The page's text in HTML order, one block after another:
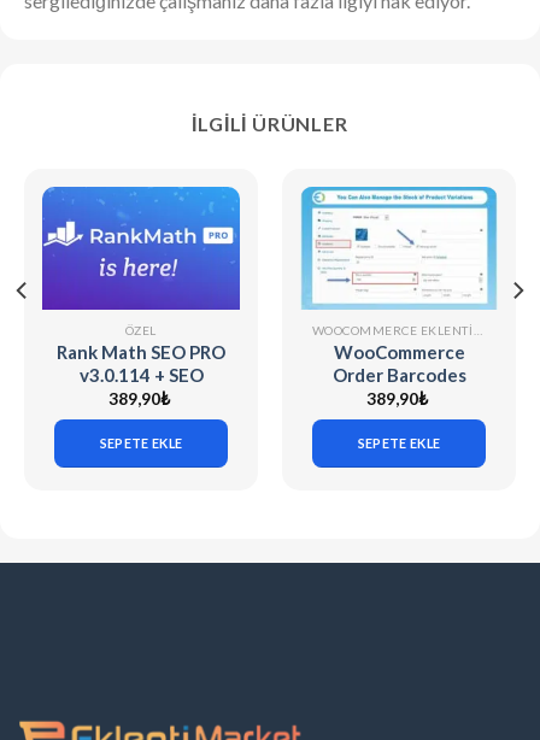
İLGILI ÜRÜNLER
ÖZEL
Rank Math SEO PRO
v3.0.114 + SEO
v1.0.271.1
389,90₺
SEPETE EKLE
WooCommerce
Order Barcodes
(v1.9.8)
389,90₺
SEPETE EKLE